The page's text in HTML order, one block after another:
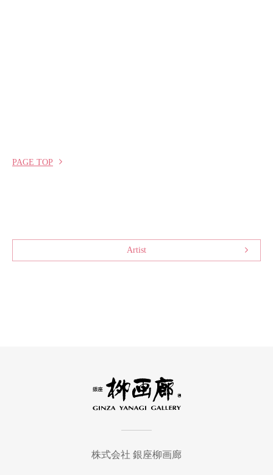
PAGE TOP
Artist
株式会社 銀座柳画廊